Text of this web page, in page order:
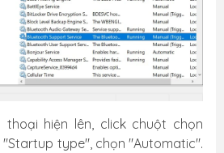
thoại hiện lên, click chuột chọn
type", chọn "Automatic".